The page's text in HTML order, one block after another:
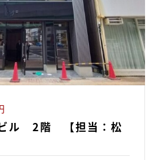
ル 2階 【担当：松